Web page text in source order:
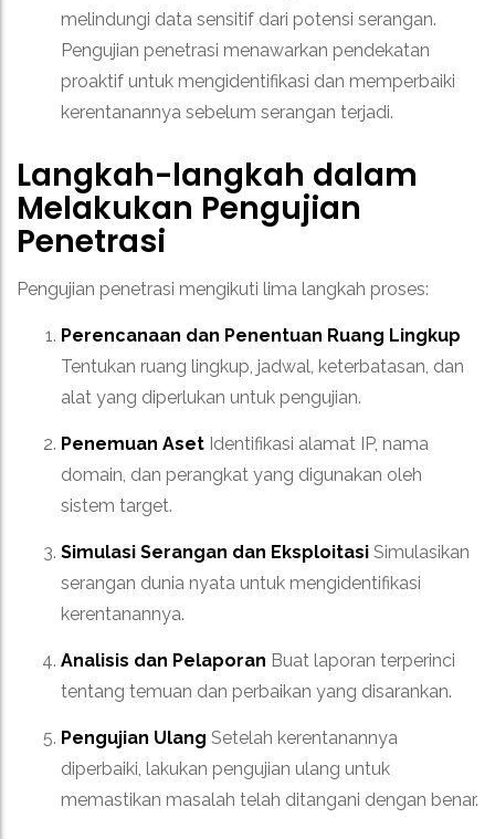
melindungi data sensitif dari potensi serangan.
Pengujian penetrasi menawarkan pendekatan
proaktif untuk mengidentifikasi dan memperbaiki
kerentanannya sebelum serangan terjadi.
Langkah-langkah dalam
Melakukan Pengujian
Penetrasi
Pengujian penetrasi mengikuti lima langkah proses:
Perencanaan dan Penentuan Ruang Lingkup
Tentukan ruang lingkup, jadwal, keterbatasan, dan
alat yang diperlukan untuk pengujian.
Penemuan Aset Identifikasi alamat IP, nama
domain, dan perangkat yang digunakan oleh
sistem target.
Simulasi Serangan dan Eksploitasi Simulasikan
serangan dunia nyata untuk mengidentifikasi
kerentanannya.
Analisis dan Pelaporan Buat laporan terperinci
tentang temuan dan perbaikan yang disarankan.
Pengujian Ulang Setelah kerentanannya
diperbaiki, lakukan pengujian ulang untuk
memastikan masalah telah ditangani dengan benar.